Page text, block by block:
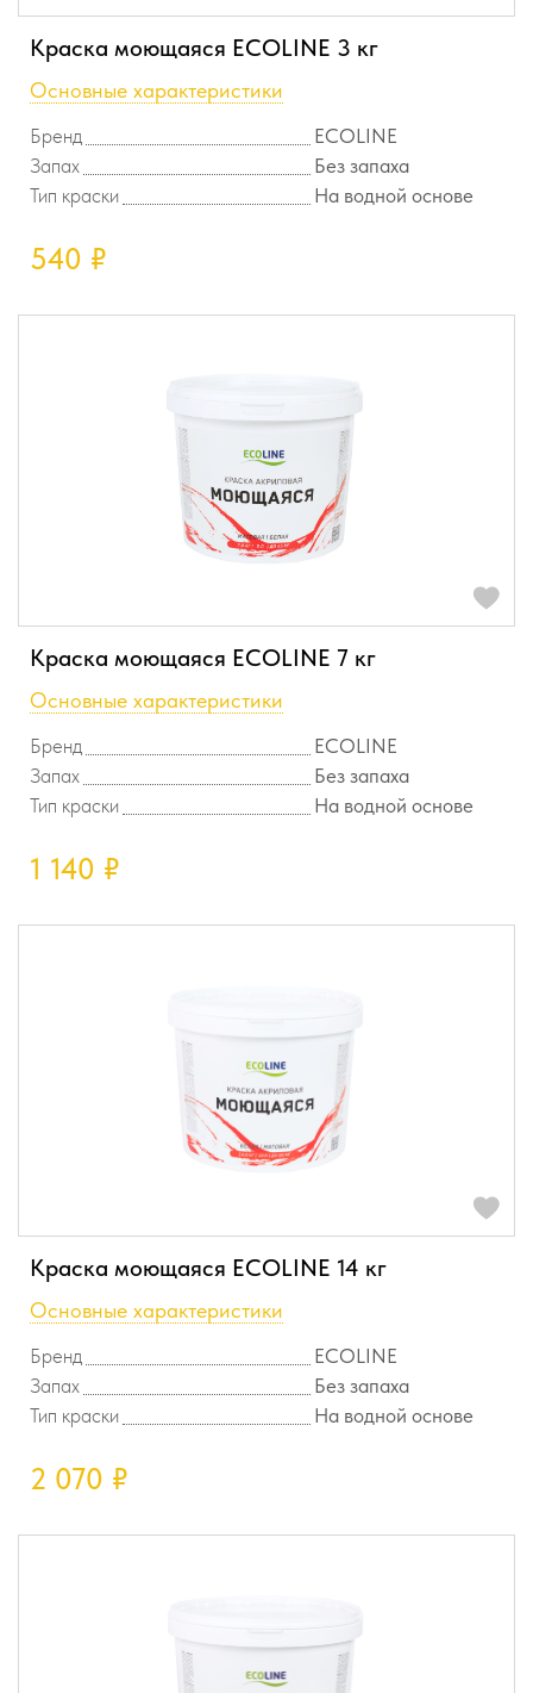
Краска моющаяся ECOLINE 3 кг
Основные характеристики
Бренд
ECOLINE
Запах
Без запаха
Тип краски
На водной основе
540 ₽
Краска моющаяся ECOLINE 7 кг
Основные характеристики
Бренд
ECOLINE
Запах
Без запаха
Тип краски
На водной основе
1 140 ₽
Краска моющаяся ECOLINE 14 кг
Основные характеристики
Бренд
ECOLINE
Запах
Без запаха
Тип краски
На водной основе
2 070 ₽